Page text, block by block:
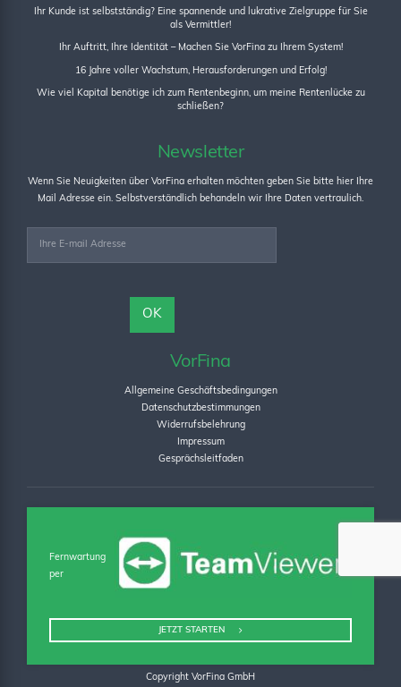
Ihr Kunde ist selbstständig? Eine spannende und lukrative Zielgruppe für Sie
als Vermittler!
Ihr Auftritt, Ihre Identität – Machen Sie VorFina zu Ihrem System!
16 Jahre voller Wachstum, Herausforderungen und Erfolg!
Wie viel Kapital benötige ich zum Rentenbeginn, um meine Rentenlücke zu
schließen?
Newsletter
Wenn Sie Neuigkeiten über VorFina erhalten möchten geben Sie bitte hier Ihre
Mail Adresse ein. Selbstverständlich behandeln wir Ihre Daten vertraulich.
VorFina
Allgemeine Geschäftsbedingungen
Datenschutzbestimmungen
Widerrufsbelehrung
Impressum
Gesprächsleitfaden
Fernwartung
per
JETZT STARTEN
Copyright VorFina GmbH